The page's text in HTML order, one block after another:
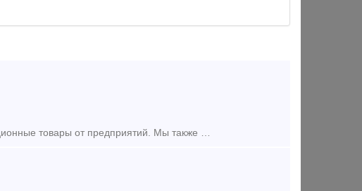
Это оптимальное решение для тех, кто ищет куда деть некондиционные товары от предприятий. Мы также покупаем кабель, который был изъят с объектов монтажа - любого назначения и с любым сечением. Предост